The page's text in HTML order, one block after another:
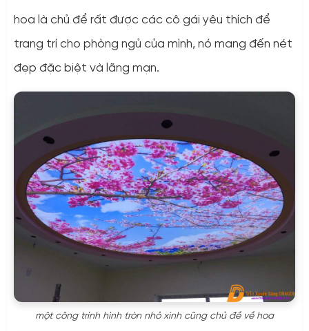
hoa là chủ để rất được các cô gái yêu thích để
trang trí cho phòng ngủ của mình, nó mang đến nét
đẹp đặc biệt và lãng mạn.
một công trình hình tròn nhỏ xinh cũng chủ đề về hoa